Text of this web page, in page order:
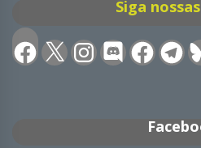
Siga
Facebook
X Instagram
DiscordFacebook